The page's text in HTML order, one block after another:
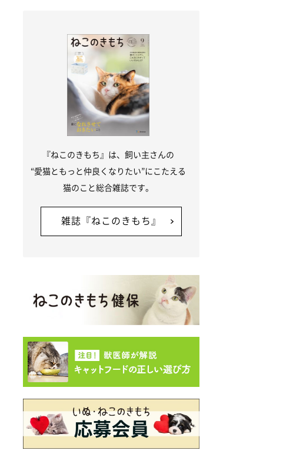
『ねこのきもち』は、飼い主さんの
“愛猫ともっと仲良くなりたい”にこたえる
猫のこと総合雑誌です。
雑誌『ねこのきもち』